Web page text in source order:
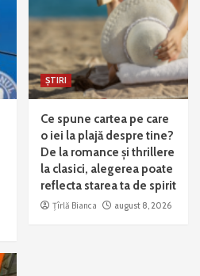
ȘTIRI
Ce spune cartea pe care
o iei la plajă despre tine?
De la romance și thrillere
la clasici, alegerea poate
reflecta starea ta de spirit
Țîrlă Bianca august 8, 2026